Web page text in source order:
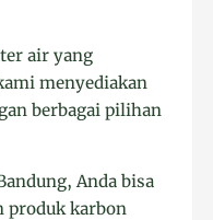
air yang
menyediakan
berbagai pilihan
Anda bisa
produk karbon